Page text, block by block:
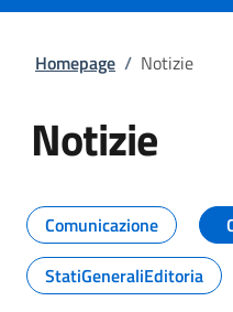
Homepage / Notizie
Notizie
Tutti iComunicazione
StatiGeneraliEditoria